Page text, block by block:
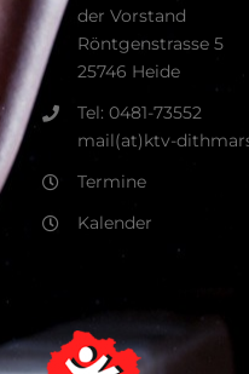
der Vorstand
Röntgenstrasse 5
25746 Heide
Tel: 0481-73552
mail(at)ktv-
Termine
Kalender